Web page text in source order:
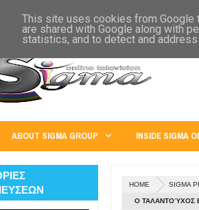
EUROPE U.S.A. AUSTRALIA
ABOUT SIGMA GROUP INSIDE SIGMA
HOME SIGMA
O ΤΑΛΑΝΤΟΎΧΟΣ
This site uses cookies from Google
are shared with Google along with
statistics, and to detect and address